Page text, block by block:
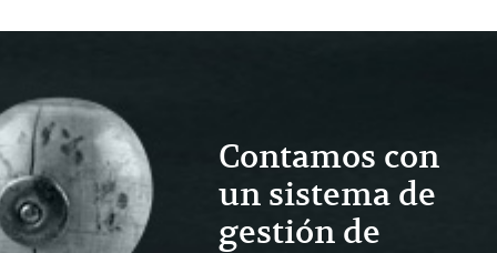
Contamos con
un sistema de
gestión de